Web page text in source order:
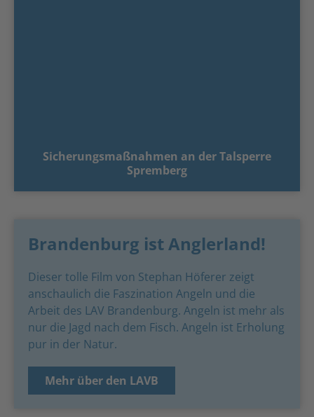
Sicherungsmaßnahmen an der Talsperre
Spremberg
Brandenburg ist Anglerland!
Dieser tolle Film von Stephan Höferer zeigt
anschaulich die Faszination Angeln und die
Arbeit des LAV Brandenburg. Angeln ist mehr als
nur die Jagd nach dem Fisch. Angeln ist Erholung
pur in der Natur.
Mehr über den LAVB